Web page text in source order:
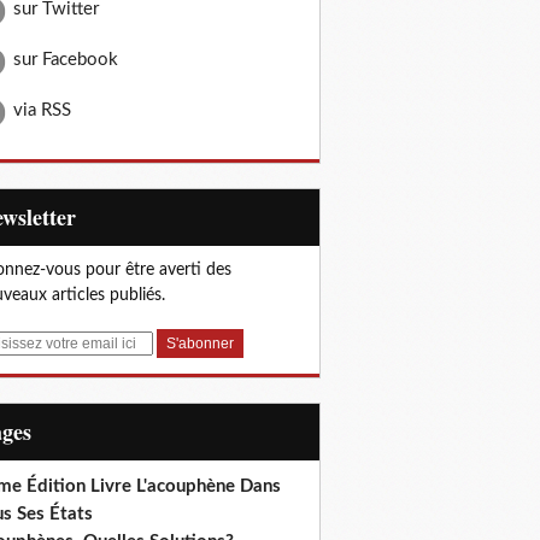
sur Twitter
sur Facebook
via RSS
vous pour être averti des
articles publiés.
Édition Livre L'acouphène Dans
Ses États